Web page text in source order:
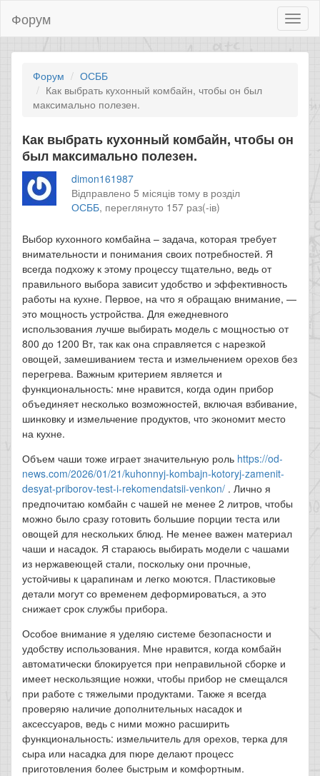
Форум
Форум
ОСББ
Как выбрать кухонный комбайн, чтобы он был
максимально полезен.
Как выбрать кухонный комбайн, чтобы он
был максимально полезен.
dimon161987
Відправлено 5 місяців тому в розділ
ОСББ, переглянуто 157 раз(-ів)
Выбор кухонного комбайна – задача, которая требует
внимательности и понимания своих потребностей. Я
всегда подхожу к этому процессу тщательно, ведь от
правильного выбора зависит удобство и эффективность
работы на кухне. Первое, на что я обращаю внимание, —
это мощность устройства. Для ежедневного
использования лучше выбирать модель с мощностью от
800 до 1200 Вт, так как она справляется с нарезкой
овощей, замешиванием теста и измельчением орехов без
перегрева. Важным критерием является и
функциональность: мне нравится, когда один прибор
объединяет несколько возможностей, включая взбивание,
шинковку и измельчение продуктов, что экономит место
на кухне.
Объем чаши тоже играет значительную роль https://od-
news.com/2026/01/21/kuhonnyj-kombajn-kotoryj-zamenit-
desyat-priborov-test-i-rekomendatsii-venkon/ . Лично я
предпочитаю комбайн с чашей не менее 2 литров, чтобы
можно было сразу готовить большие порции теста или
овощей для нескольких блюд. Не менее важен материал
чаши и насадок. Я стараюсь выбирать модели с чашами
из нержавеющей стали, поскольку они прочные,
устойчивы к царапинам и легко моются. Пластиковые
детали могут со временем деформироваться, а это
снижает срок службы прибора.
Особое внимание я уделяю системе безопасности и
удобству использования. Мне нравится, когда комбайн
автоматически блокируется при неправильной сборке и
имеет нескользящие ножки, чтобы прибор не смещался
при работе с тяжелыми продуктами. Также я всегда
проверяю наличие дополнительных насадок и
аксессуаров, ведь с ними можно расширить
функциональность: измельчитель для орехов, терка для
сыра или насадка для пюре делают процесс
приготовления более быстрым и комфортным.